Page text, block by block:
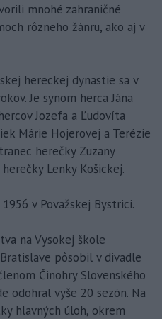
mnohé zahraničné
rôzneho žánru, ako aj v
hereckej dynastie sa v
Je synom herca Jána
Jozefa a Ľudovíta
Márie Hojerovej a Terézie
herečky Zuzany
Lenky Košickej.
v Považskej Bystrici.
na Vysokej škole
pôsobil v divadle
Činohry Slovenského
odohral vyše 20 sezón. Na
hlavných úloh, okrem